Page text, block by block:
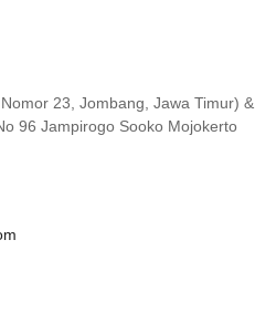
23, Jombang, Jawa Timur) &
96 Jampirogo Sooko Mojokerto